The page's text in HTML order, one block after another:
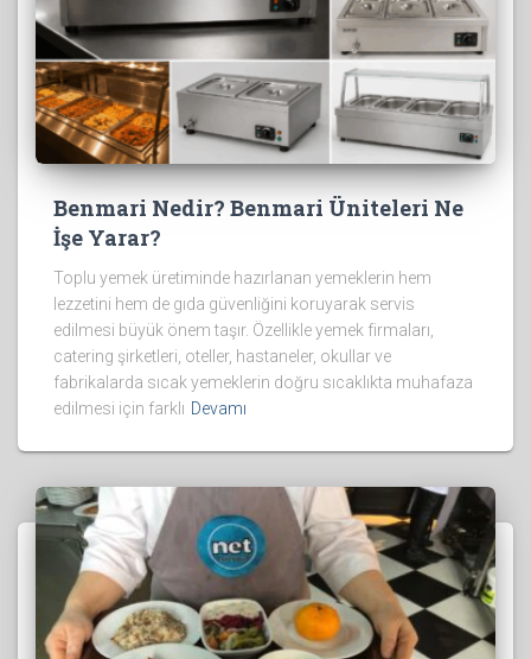
Benmari Nedir? Benmari Üniteleri Ne
İşe Yarar?
Toplu yemek üretiminde hazırlanan yemeklerin hem
lezzetini hem de gıda güvenliğini koruyarak servis
edilmesi büyük önem taşır. Özellikle yemek firmaları,
catering şirketleri, oteller, hastaneler, okullar ve
fabrikalarda sıcak yemeklerin doğru sıcaklıkta muhafaza
edilmesi için farklı Devamı